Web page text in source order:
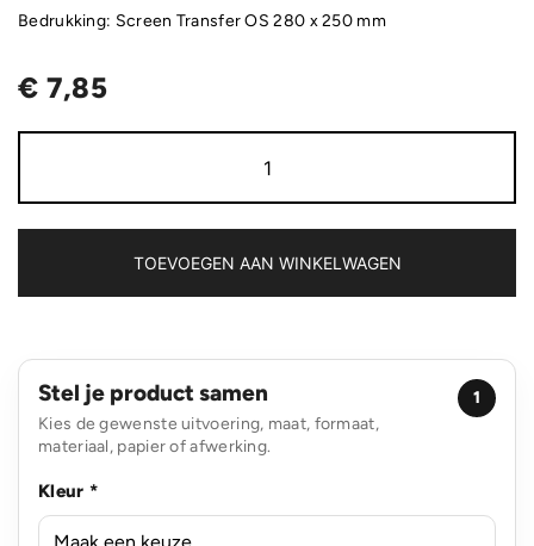
Bedrukking: Screen Transfer OS 280 x 250 mm
€ 7,85
Aware™
XL
draagtas
ongeverfd
TOEVOEGEN AAN WINKELWAGEN
Stel je product samen
Kies de gewenste uitvoering, maat, formaat,
materiaal, papier of afwerking.
1
Kleur *